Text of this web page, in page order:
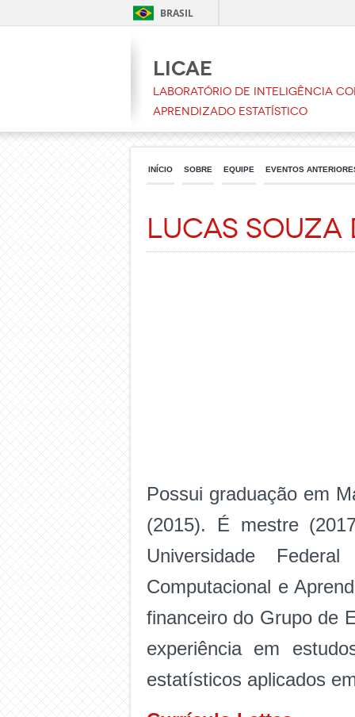
BRASIL
LICAE
Laboratório de Inteligência
Aprendizado Estatístico
INÍCIO SOBRE EQUIPE EVENTOS
Lucas
Possui graduação em
(2015). É mestre
Universidade
Computacional e
financeiro do Grupo de
experiência em
estatísticos aplicados